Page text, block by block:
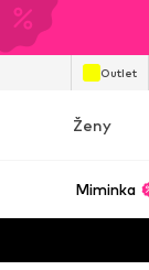
Outlet
Ženy
Miminka